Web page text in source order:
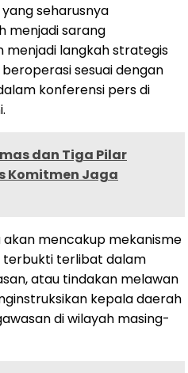
seharusnya
menjadi sarang
menjadi langkah strategis
sesuai dengan
konferensi pers di
dan Tiga Pilar
Komitmen Jaga
akan mencakup mekanisme
terlibat dalam
atau tindakan melawan
kepala daerah
di wilayah masing-